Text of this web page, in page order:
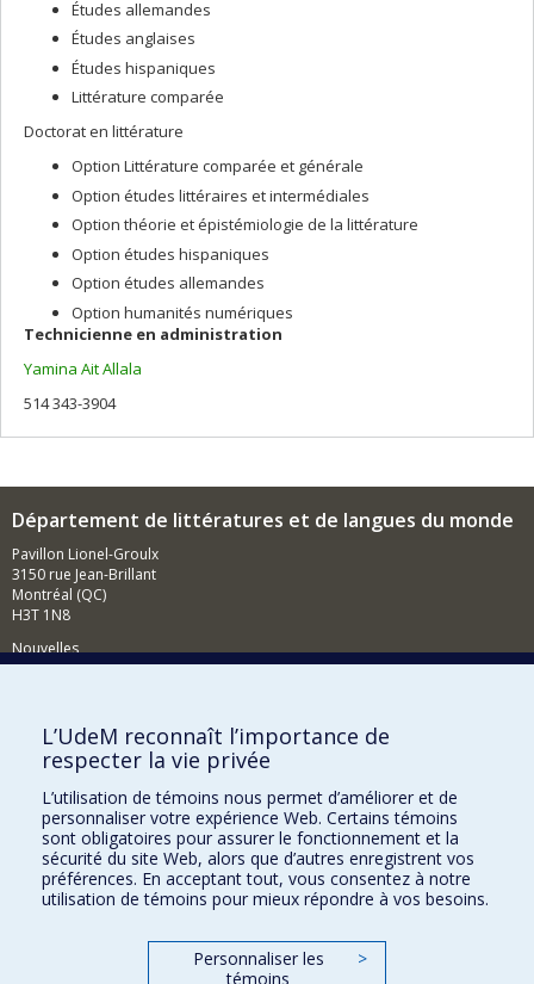
Études allemandes
Études anglaises
Études hispaniques
Littérature comparée
Doctorat en littérature
Option Littérature comparée et générale
Option études littéraires et intermédiales
Option théorie et épistémiologie de la littérature
Option études hispaniques
Option études allemandes
Option humanités numériques
Technicienne en administration
Yamina Ait Allala
514 343-3904
Département de littératures et de langues du monde
Pavillon Lionel-Groulx
3150 rue Jean-Brillant
Montréal (QC)
H3T 1N8
Nouvelles
Comment soutenir le Département?
BESOIN D'AIDE?
Plan du site
Signaler une erreur
Accessibilité
FACULTÉ DES ARTS ET DES SCIENCES
Nos départements et écoles
L’UdeM reconnaît l’importance de
respecter la vie privée
L’utilisation de témoins nous permet d’améliorer et de
personnaliser votre expérience Web. Certains témoins
sont obligatoires pour assurer le fonctionnement et la
sécurité du site Web, alors que d’autres enregistrent vos
préférences. En acceptant tout, vous consentez à notre
utilisation de témoins pour mieux répondre à vos besoins.
Personnaliser les
témoins
>